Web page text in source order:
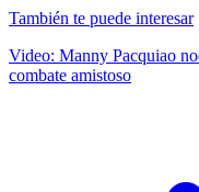
También te puede interesar
Video: Manny Pacquiao
combate amistoso